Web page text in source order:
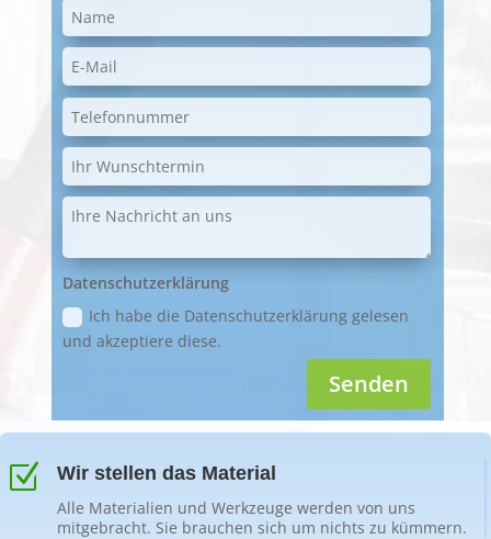
Datenschutzerklärung
Ich habe die Datenschutzerklärung gelesen
und akzeptiere diese.
Senden
Z Wir stellen das Material
Alle Materialien und Werkzeuge werden von uns
mitgebracht. Sie brauchen sich um nichts zu kümmern.